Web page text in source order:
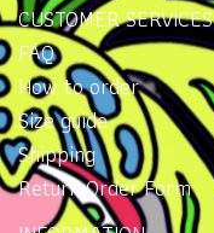
CUSTOMER SERVICES
FAQ
How to order
Size guide
Shipping
Return Order Form